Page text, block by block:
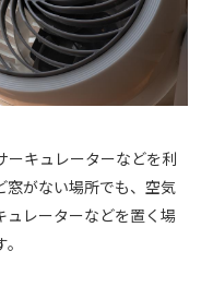
ーキュレーターなどを利
窓がない場所でも、空気
ュレーターなどを置く場